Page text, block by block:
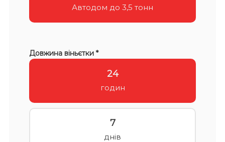
Автодом до 3,5 тонн
Довжина віньєтки *
24
годин
7
днів